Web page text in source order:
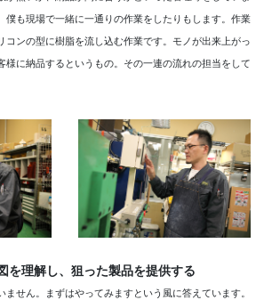
僕も現場で一緒に一通りの作業をしたりもします。作業
コンの型に樹脂を流し込む作業です。モノが出来上がっ
様に納品するというもの。その一連の流れの担当をして
を理解し、狙った製品を提供する
ません。まずはやってみますという風に答えています。